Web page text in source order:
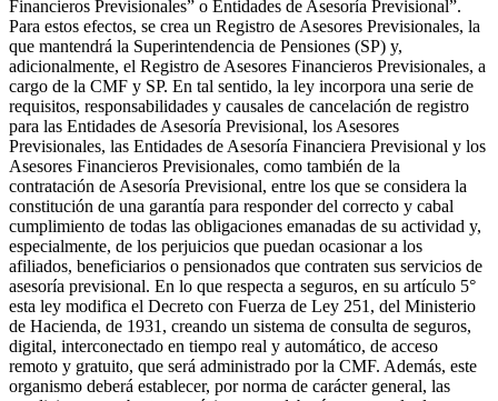
Financieros Previsionales” o Entidades de Asesoría Previsional”.
Para estos efectos, se crea un Registro de Asesores Previsionales, la
que mantendrá la Superintendencia de Pensiones (SP) y,
adicionalmente, el Registro de Asesores Financieros Previsionales, a
cargo de la CMF y SP. En tal sentido, la ley incorpora una serie de
requisitos, responsabilidades y causales de cancelación de registro
para las Entidades de Asesoría Previsional, los Asesores
Previsionales, las Entidades de Asesoría Financiera Previsional y los
Asesores Financieros Previsionales, como también de la
contratación de Asesoría Previsional, entre los que se considera la
constitución de una garantía para responder del correcto y cabal
cumplimiento de todas las obligaciones emanadas de su actividad y,
especialmente, de los perjuicios que puedan ocasionar a los
afiliados, beneficiarios o pensionados que contraten sus servicios de
asesoría previsional. En lo que respecta a seguros, en su artículo 5°
esta ley modifica el Decreto con Fuerza de Ley 251, del Ministerio
de Hacienda, de 1931, creando un sistema de consulta de seguros,
digital, interconectado en tiempo real y automático, de acceso
remoto y gratuito, que será administrado por la CMF. Además, este
organismo deberá establecer, por norma de carácter general, las